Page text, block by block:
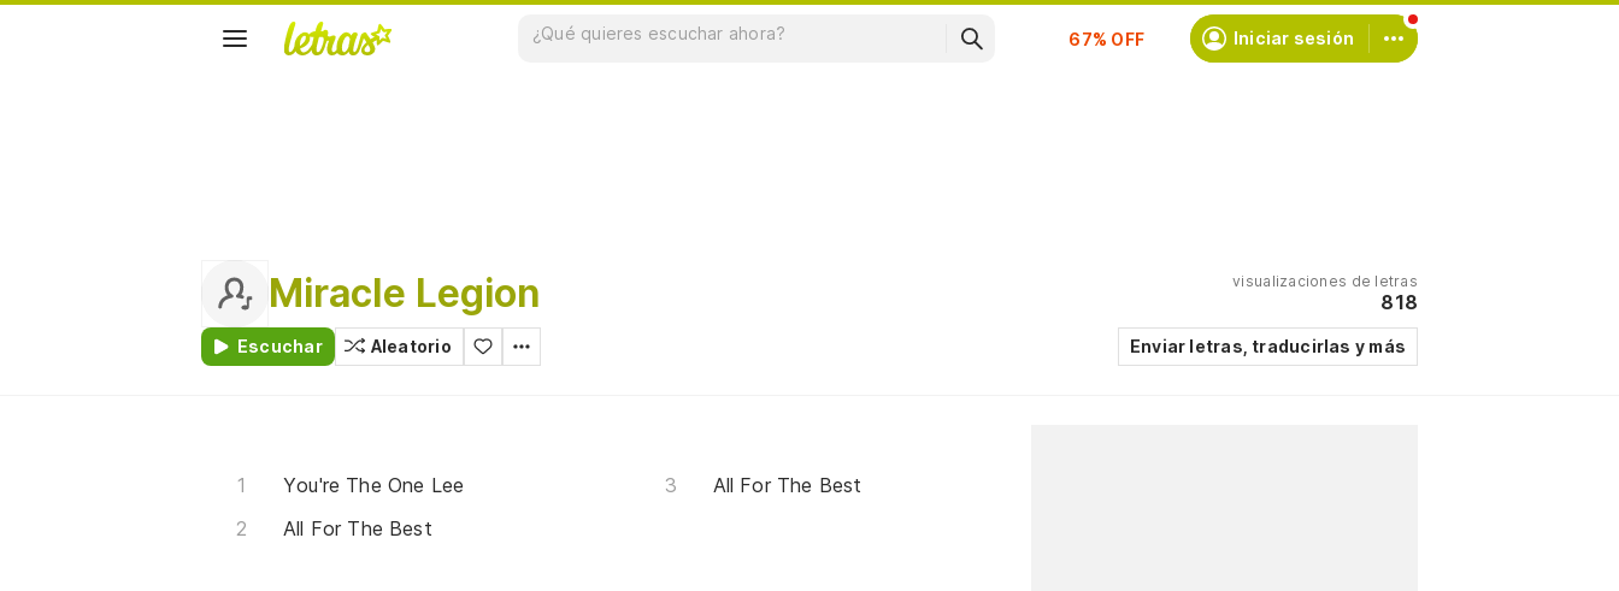
Suscríbete Iniciar sesión
Miracle Legion
Escuchar Aleatorio
visualizaciones de letras
818
Enviar letras, traducirlas y más
You're The One Lee
All For The Best
All For The Best